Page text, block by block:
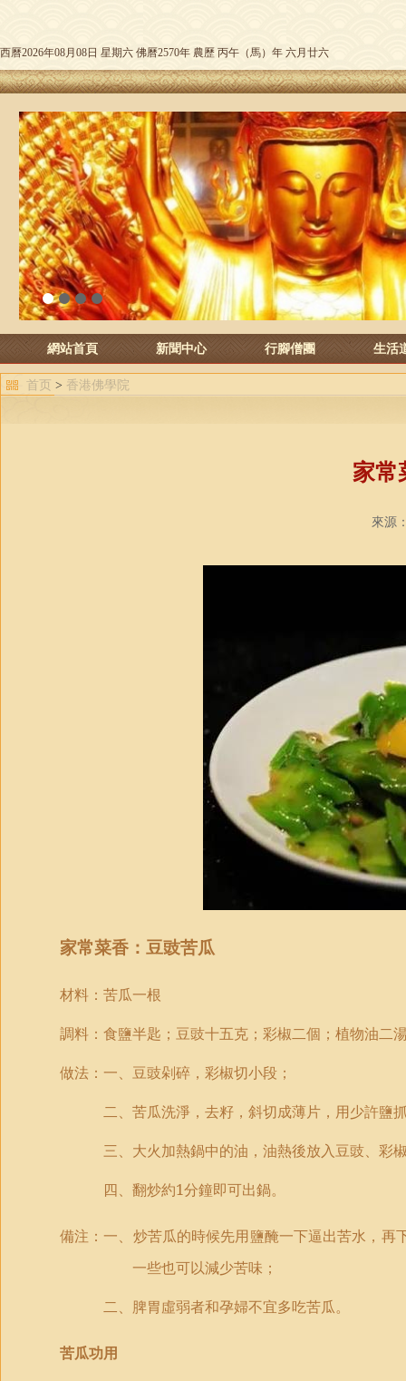
西曆2026年08月08日 星期六 佛曆2570年 農歷 丙午（馬）年 六月廿六
1 2 3 4
網站首頁 新聞中心 行腳僧團 生活
首页 > 香港佛學院
家常
來源
家常菜香：豆豉苦瓜
材料：苦瓜一根
調料：食鹽半匙；豆豉十五克；彩椒二個；植物油二
做法： 一、豆豉剁碎，彩椒切小段；
二、苦瓜洗淨，去籽，斜切成薄片，用少許鹽
三、大火加熱鍋中的油，油熱後放入豆豉、彩
四、翻炒約1分鐘即可出鍋。
備注 ：一、炒苦瓜的時候先用鹽醃一下逼出苦水，
一些也可以減少苦味；
二、脾胃虛弱者和孕婦不宜多吃苦瓜。
苦瓜功用